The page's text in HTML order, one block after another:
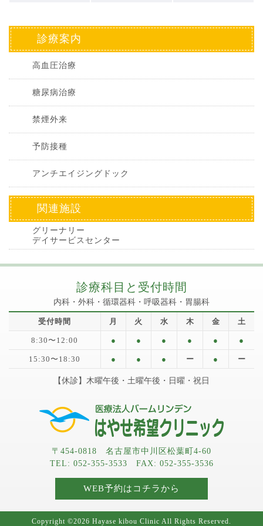
診療案内
高血圧治療
糖尿病治療
禁煙外来
予防接種
アンチエイジングドック
関連施設
グリーナリー
デイサービスセンター
診療科目と受付時間
内科・外科・循環器科・呼吸器科・胃腸科
受付時間 月 火 水 木 金 土
8:30〜12:00 ● ● ● ● ● ●
15:30〜18:30 ● ● ● ー ● ー
【休診】木曜午後・土曜午後・日曜・祝日
〒454-0818 名古屋市中川区松葉町4-60
TEL: 052-355-3533 FAX: 052-355-3536
WEB予約はコチラから
Copyright ©2026 Hayase kibou Clinic All Rights Reserved.